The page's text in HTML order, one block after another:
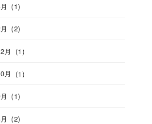
(1)
(2)
月 (1)
月 (1)
(1)
(2)